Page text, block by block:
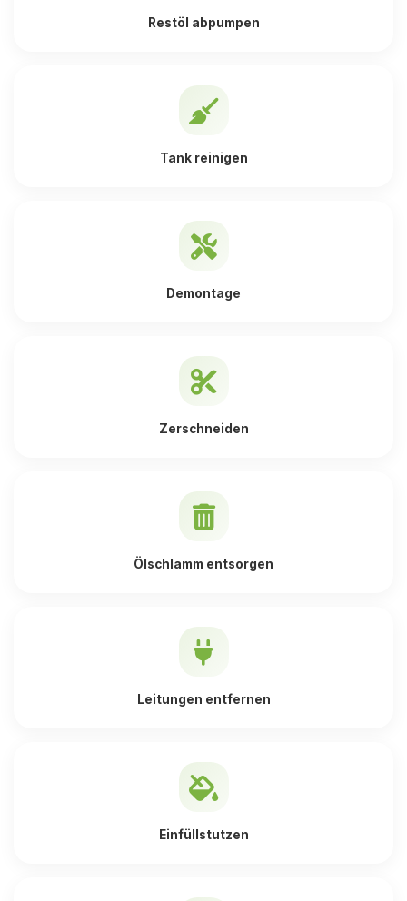
Restöl abpumpen
Tank reinigen
Demontage
Zerschneiden
Ölschlamm entsorgen
Leitungen entfernen
Einfüllstutzen